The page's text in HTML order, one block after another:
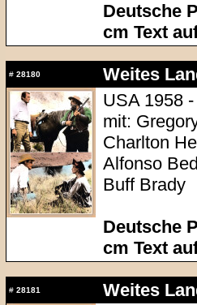
Deutsche
cm Text
# 28180
Weites
USA 1958
mit:
Charlton
Alfonso
Buff Brady
Deutsche
cm Text
# 28181
Weites